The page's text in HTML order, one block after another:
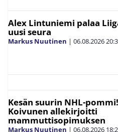
Alex Lintuniemi palaa
uusi seura
Markus Nuutinen | 06.08.2026
Kesän suurin NHL-
Koivunen allekirjoitti
mammuttisopimuksen
Markus Nuutinen | 06.08.2026